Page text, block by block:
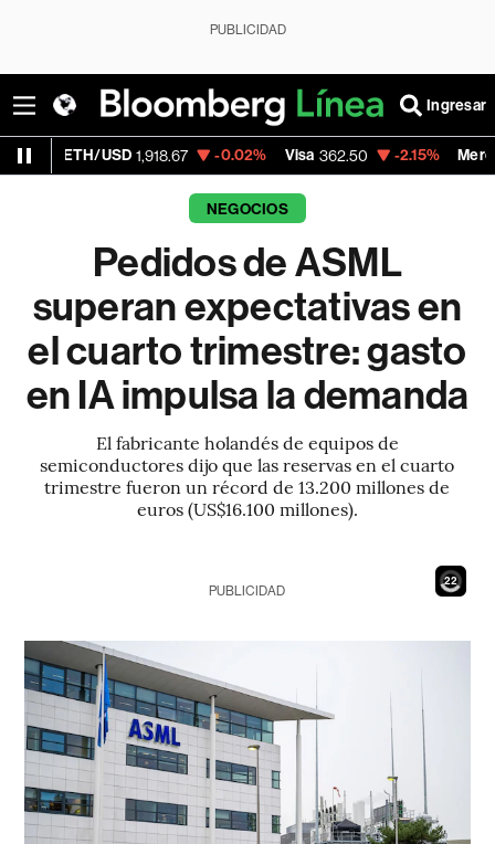
PUBLICIDAD
Ingresar
1,918.67 -0.02% Visa 362.50 -2.15% MercadoLibre
NEGOCIOS
Pedidos de ASML
superan expectativas en
el cuarto trimestre: gasto
en IA impulsa la demanda
El fabricante holandés de equipos de
semiconductores dijo que las reservas en el cuarto
trimestre fueron un récord de 13.200 millones de
euros (US$16.100 millones).
21
PUBLICIDAD